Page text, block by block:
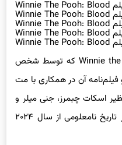
فیلم Winnie the Pooh: Blood and Honey 2 که توسط شخص
فیلم‌نامه آن در همکاری با مت
نظیر اسکات چبمرز، جنی میلر و
جاش آرچر بهره برده و برای اکران در تاریخ نامعلومی از سال ۲۰۲۴